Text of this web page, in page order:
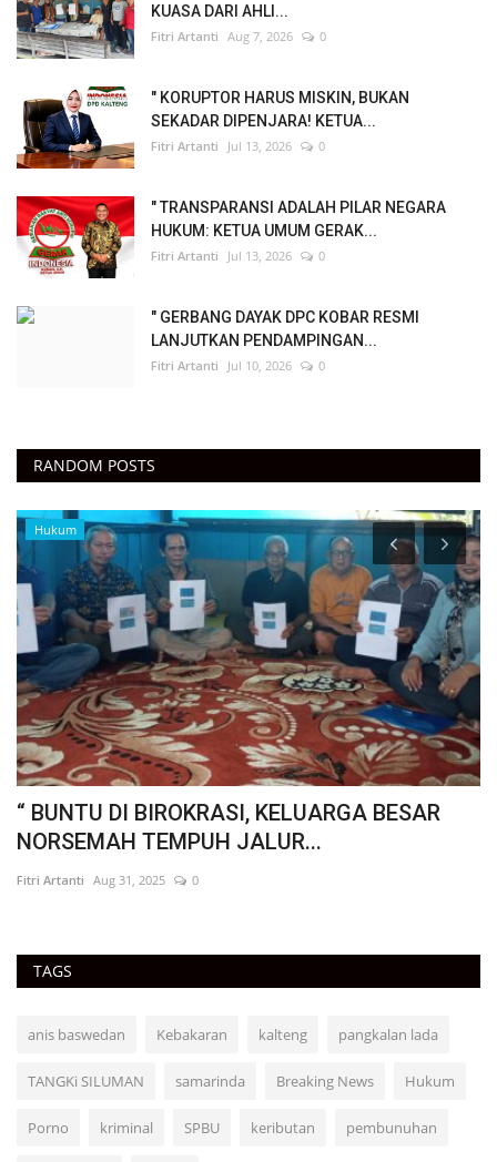
KUASA DARI AHLI...
Fitri Artanti Aug 7, 2026 0
" KORUPTOR HARUS MISKIN, BUKAN
SEKADAR DIPENJARA! KETUA...
Fitri Artanti Jul 13, 2026 0
" TRANSPARANSI ADALAH PILAR NEGARA
HUKUM: KETUA UMUM GERAK...
Fitri Artanti Jul 13, 2026 0
" GERBANG DAYAK DPC KOBAR RESMI
LANJUTKAN PENDAMPINGAN...
Fitri Artanti Jul 10, 2026 0
RANDOM POSTS
Hukum
“ BUNTU DI BIROKRASI, KELUARGA BESAR
NORSEMAH TEMPUH JALUR...
Fitri Artanti Aug 31, 2025 0
TAGS
anis baswedan Kebakaran kalteng pangkalan lada
TANGKi SILUMAN samarinda Breaking News Hukum
Porno kriminal SPBU keributan pembunuhan